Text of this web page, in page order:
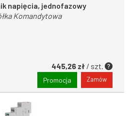
napięcia, jednofazowy
Komandytowa
445,26 zł / szt.
Promocja Zamów